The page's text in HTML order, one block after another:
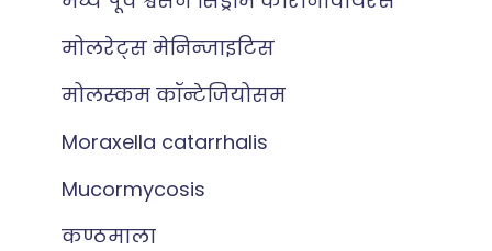
मोलरेट्स मेनिन्जाइटिस
मोलस्कम कॉन्टेजियोसम
Moraxella catarrhalis
Mucormycosis
कण्ठमाला